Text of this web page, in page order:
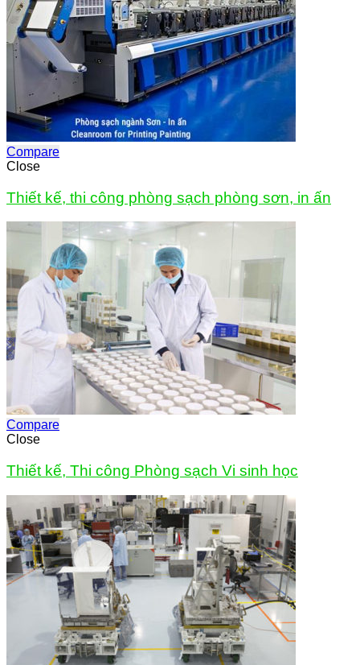
Compare
Close
Thiết kế, thi công phòng sạch phòng sơn, in ấn
Compare
Close
Thiết kế, Thi công Phòng sạch Vi sinh học